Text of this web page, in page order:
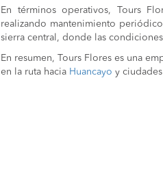
En términos operativos, Tours
realizando mantenimiento
sierra central, donde las
En resumen, Tours Flores es una
en la ruta hacia Huancayo y